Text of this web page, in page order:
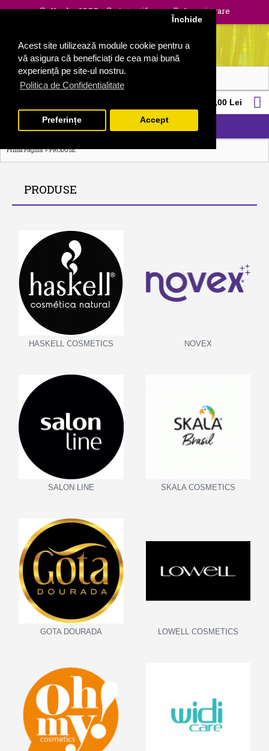
Acest site utilizează module cookie pentru a
vă asigura că beneficiați de cea mai bună
experiență pe site-ul nostru.
Politica de Confidentialitate
Închide
Preferințe Accept
Unelte GDPR Autentificare Inregistrare
0 produs(e) - 0,00 Lei
CATEGORII
Prima Pagină>PRODUSE
PRODUSE
HASKELL COSMETICS NOVEX
SALON LINE SKALA COSMETICS
GOTA DOURADA LOWELL COSMETICS